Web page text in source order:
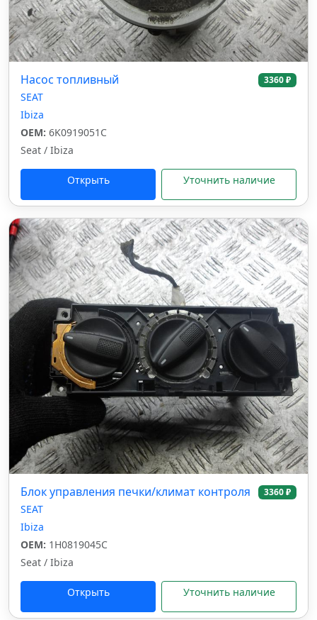
Насос топливный 3360 ₽
SEAT
Ibiza
OEM: 6K0919051C
Seat / Ibiza
Открыть Уточнить наличие
Блок управления печки/климат контроля 3360 ₽
SEAT
Ibiza
OEM: 1H0819045C
Seat / Ibiza
Открыть Уточнить наличие